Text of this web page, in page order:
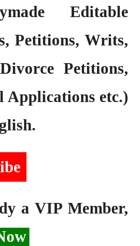
Editable
Petitions, Writs,
Petitions,
Applications etc.)
a VIP Member,